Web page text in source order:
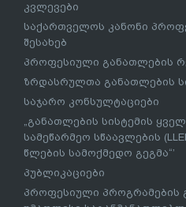
კვლევები
საქართველოს კანონი
შესახებ
პროფესიული განათლების
ზრდასრულთა განათლების
საჯარო კონსულტაციები
„განათლების სისტემის
სამეწარმეო სწაავლების
წლების სამოქმედო გეგმა“’
პუბლიკაციები
პროფესიული პროგრამების